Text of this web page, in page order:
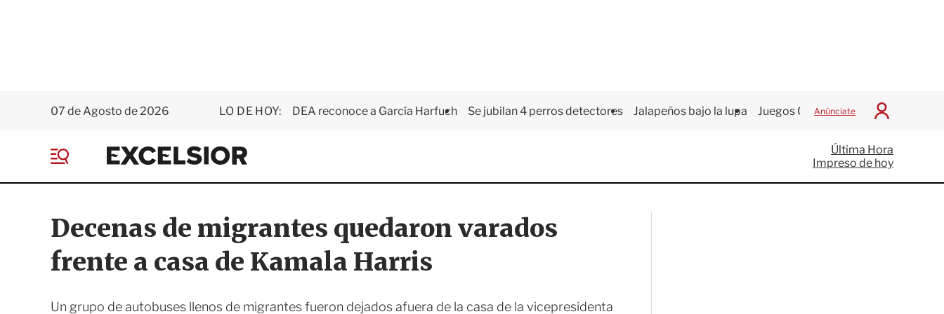
07 de Agosto de 2026 LO DE HOY: DEA reconoce a García Harfuch Se jubilan 4 perros detectores Jalapeños bajo la lupa Juegos Centroamericanos
Anúnciate
I
c
i
a
E
x
e
i
o
e
Última Hora
Impreso de hoy
Decenas de migrantes quedaron varados
frente a casa de Kamala Harris
Un grupo de autobuses llenos de migrantes fueron dejados afuera de la casa de la vicepresidenta